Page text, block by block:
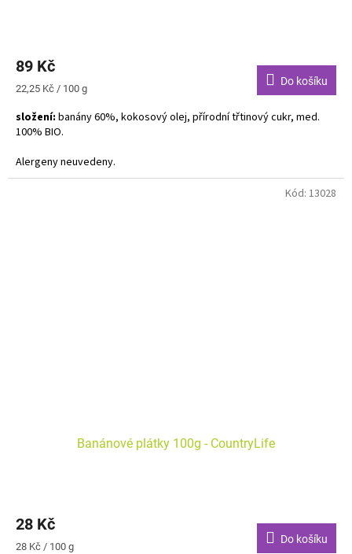
89 Kč
Měrná
22,25 Kč / 100 g
Do košíku
složení: banány 60%, kokosový olej, přírodní třtinový cukr, med.
100% BIO.
Alergeny neuvedeny.
Banánové plátky 100g - CountryLife
28 Kč
Měrná
28 Kč / 100 g
Do košíku
Kód: 13028